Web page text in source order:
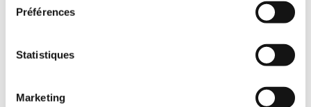
Préférences
Statistiques
Marketing
2026
turismo@radicondolinet.it
https://www.visitradicondoli.it